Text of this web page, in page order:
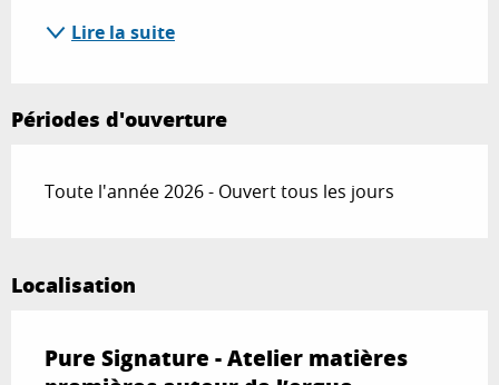
Lire la suite
Périodes d'ouverture
Toute l'année 2026 - Ouvert tous les jours
Localisation
Pure Signature - Atelier matières